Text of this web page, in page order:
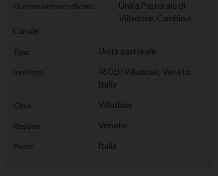
Denominazione ufficiale:
Unità Pastorale di
Villadose, Cambio e
Canale
Tipo: Unità pastorale
Indirizzo:
45010 Villadose, Veneto
Italia
Città: Villadose
Regione: Veneto
Paese: Italia